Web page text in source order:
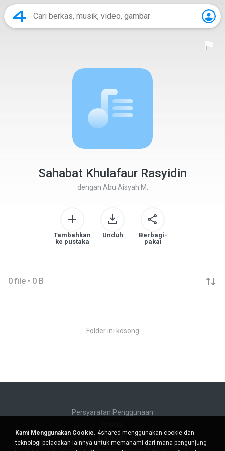
Sahabat Khulafaur Rasyidin
dengan Abu Aisyah M.
Tambahkan
ke pustaka
Unduh
Berbagi-
pakai
0 file • 0 B
Folder ini kosong
Persyaratan Penggunaan
Bantuan
Kami Menggunakan Cookie. 4shared menggunakan cookie dan
teknologi pelacakan lainnya untuk memahami dari mana pengunjung